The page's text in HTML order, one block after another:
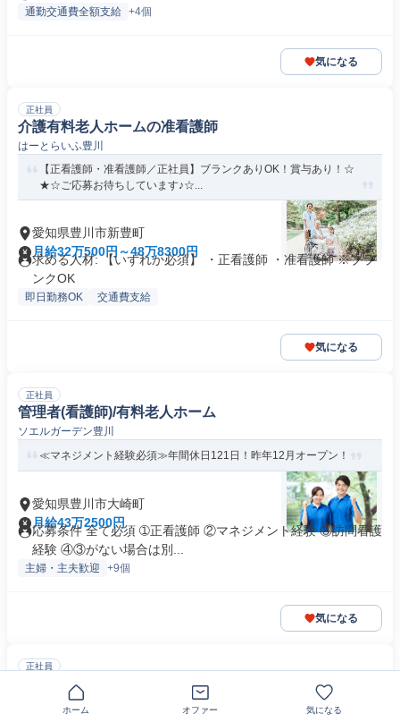
通勤交通費全額支給 +4個
気になる
正社員
介護有料老人ホームの准看護師
はーとらいふ豊川
【正看護師・准看護師／正社員】ブランクありOK！賞与あり！☆
★☆ご応募お待ちしています♪☆...
愛知県豊川市新豊町
月給32万500円～48万8300円
求める人材: 【いずれか必須】 ・正看護師 ・准看護師 ※ブラ
ンクOK
即日勤務OK 交通費支給
気になる
正社員
管理者(看護師)/有料老人ホーム
ソエルガーデン豊川
≪マネジメント経験必須≫年間休日121日！昨年12月オープン！
愛知県豊川市大崎町
月給43万2500円
応募条件 全て必須 ➀正看護師 ②マネジメント経験 ③訪問看護
経験 ④③がない場合は別...
主婦・主夫歓迎 +9個
気になる
正社員
看護師 | 特養/夜勤あり/年休日120日 【22672】
特別養護老人ホーム 一晃
ホーム オファー 気になる